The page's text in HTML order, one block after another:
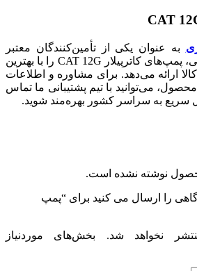
به عنوان یکی از تأمین‌کنندگان معتبر
قطعات و تجهیزات صنعتی، پمپ‌های کاترپیلار CAT 12G را با بهترین
ارائه می‌دهد. برای مشاوره و اطلاعات
می‌توانید با تیم پشتیبانی ما تماس
سریع به سراسر کشور بهره‌مند شوید.
نوشته نشده است.
را ارسال می کنید برای “پمپ
نخواهد شد.
بخش‌های موردنیاز